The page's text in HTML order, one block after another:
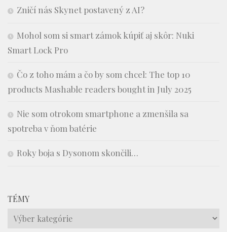
Zničí nás Skynet postavený z AI?
Mohol som si smart zámok kúpiť aj skôr: Nuki
Smart Lock Pro
Čo z toho mám a čo by som chcel: The top 10
products Mashable readers bought in July 2025
Nie som otrokom smartphone a zmenšila sa
spotreba v ňom batérie
Roky boja s Dysonom skončili…
TÉMY
Témy